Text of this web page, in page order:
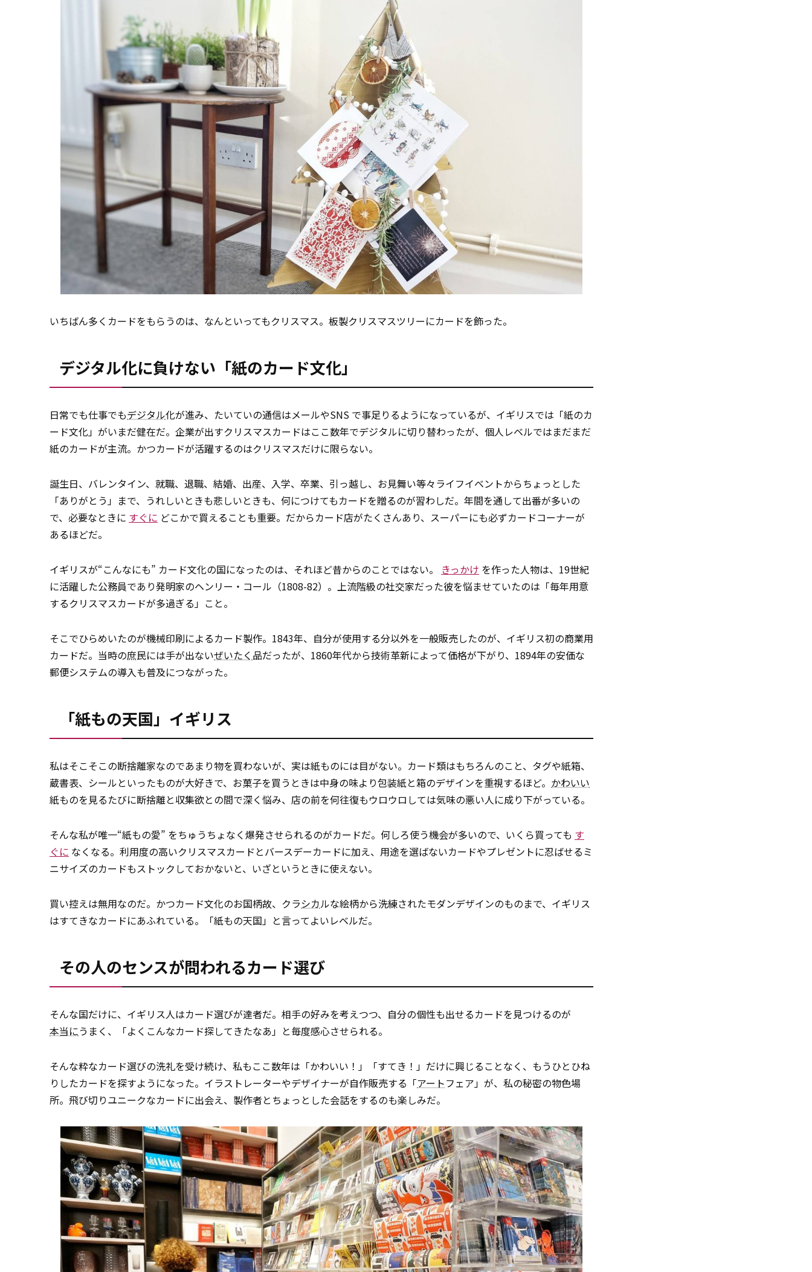
いちばん多くカードをもらうのは、なんといってもクリスマス。板製クリスマスツリーにカードを飾った。
デジタル化に負けない「紙のカード文化」
日常でも仕事でもデジタル化が進み、たいていの通信はメールやSNS で事足りるようになっているが、イギリスでは「紙のカ
ード文化」がいまだ健在だ。企業が出すクリスマスカードはここ数年でデジタルに切り替わったが、個人レベルではまだまだ
紙のカードが主流。かつカードが活躍するのはクリスマスだけに限らない。
誕生日、バレンタイン、就職、退職、結婚、出産、入学、卒業、引っ越し、お見舞い等々ライフイベントからちょっとした
「ありがとう」まで、うれしいときも悲しいときも、何につけてもカードを贈るのが習わしだ。年間を通して出番が多いの
で、必要なときに すぐに どこかで買えることも重要。だからカード店がたくさんあり、スーパーにも必ずカードコーナーが
あるほどだ。
イギリスが“こんなにも” カード文化の国になったのは、それほど昔からのことではない。 きっかけ を作った人物は、19世紀
に活躍した公務員であり発明家のヘンリー・コール（1808-82）。上流階級の社交家だった彼を悩ませていたのは「毎年用意
するクリスマスカードが多過ぎる」こと。
そこでひらめいたのが機械印刷によるカード製作。1843年、自分が使用する分以外を一般販売したのが、イギリス初の商業用
カードだ。当時の庶民には手が出ないぜいたく 品だったが、1860年代から技術革新によって価格が下がり、1894年の安価な
郵便システムの導入も普及につながった。
「紙もの天国」イギリス
私はそこそこの断捨離家なのであまり物を買わないが、実は紙ものには目がない。カード類はもちろんのこと、タグや紙箱、
蔵書表、シールといったものが大好きで、お菓子を買うときは中身の味より包装紙と箱のデザインを重視するほど。 かわいい
紙ものを見るたびに断捨離と収集欲との間で深く悩み、店の前を何往復もウロウロしては気味の悪い人に成り下がっている。
そんな私が唯一“紙もの愛” をちゅうちょなく爆発させられるのがカードだ。何しろ使う機会が多いので、いくら買っても す
ぐに なくなる。利用度の高いクリスマスカードとバースデーカードに加え、用途を選ばないカードやプレゼントに忍ばせるミ
ニサイズのカードもストックしておかないと、いざというときに使えない。
買い控えは無用なのだ。かつカード文化のお国柄故、クラシカルな絵柄から洗練されたモダンデザインのものまで、イギリス
はすてきなカードにあふれている。「紙もの天国」と言ってよいレベルだ。
その人のセンスが問われるカード選び
そんな国だけに、イギリス人はカード選びが達者だ。相手の好みを考えつつ、自分の個性も出せるカードを見つけるのが
本当にうまく、「よくこんなカード探してきたなあ」と毎度感心させられる。
そんな粋なカード選びの洗礼を受け続け、私もここ数年は「かわいい！」「すてき！」だけに興じることなく、もうひとひね
りしたカードを探すようになった。イラストレーターやデザイナーが自作販売する「アートフェア」が、私の秘密の物色場
所。飛び切りユニークなカードに出会え、製作者とちょっとした会話をするのも楽しみだ。